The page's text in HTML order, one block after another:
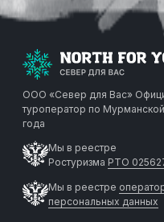
ООО «Север для Вас»
туроператор по
года
Мы в реестре
Ростуризма РТО
Мы в реестре
персональных данных